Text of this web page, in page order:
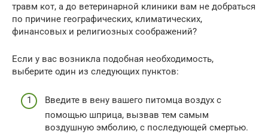
травм кот, а до ветеринарной клиники вам не добраться
по причине географических, климатических,
финансовых и религиозных соображений?
Если у вас возникла подобная необходимость,
выберите один из следующих пунктов:
Введите в вену вашего питомца воздух с
помощью шприца, вызвав тем самым
воздушную эмболию, с последующей смертью.